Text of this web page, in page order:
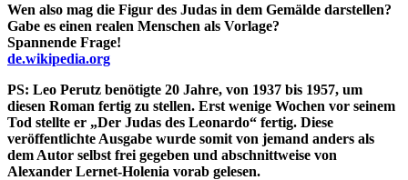
Wen also mag die Figur des Judas in dem Gemälde darstellen?
Gabe es einen realen Menschen als Vorlage?
Spannende Frage!
de.wikipedia.org
PS: Leo Perutz benötigte 20 Jahre, von 1937 bis 1957, um
diesen Roman fertig zu stellen. Erst wenige Wochen vor seinem
Tod stellte er „Der Judas des Leonardo“ fertig. Diese
veröffentlichte Ausgabe wurde somit von jemand anders als
dem Autor selbst frei gegeben und abschnittweise von
Alexander Lernet-Holenia vorab gelesen.